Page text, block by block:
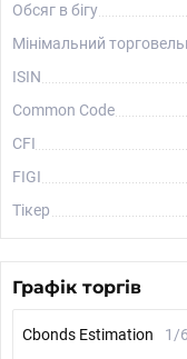
Обсяг в бігу
Мінімальний
ISIN
Common Code
CFI
FIGI
Тікер
Графік торгів
Cbonds Estimation 1/6